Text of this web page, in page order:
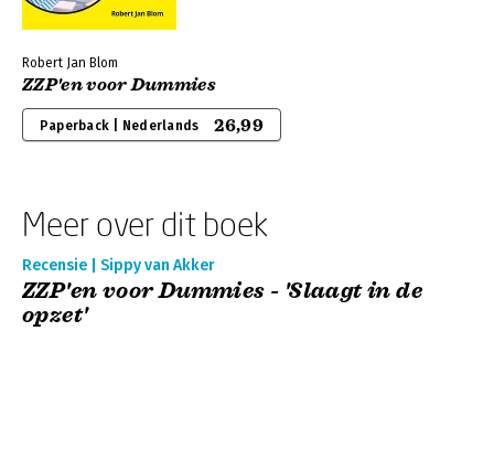
Robert Jan Blom
ZZP'en voor Dummies
Paperback | Nederlands 26,99
Meer over dit boek
Recensie | Sippy van Akker
ZZP'en voor Dummies - 'Slaagt in de
opzet'